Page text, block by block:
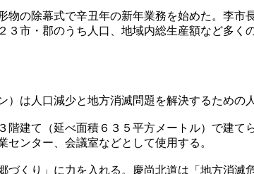
の除幕式で辛丑年の新年業務を始めた。李
３市・郡のうち人口、地域内総生産額など多
は人口減少と地方消滅問題を解決するための
建て（延べ面積６３５平方メートル）で建
ンター、会議室などとして使用する。
くり」に力を入れる。慶尚北道は「地方消